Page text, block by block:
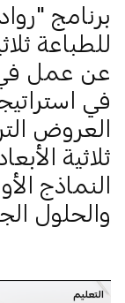
برنامج
للطباعة
عن عمل في
في
العروض
ثلاثية
النماذج
والحلول
التعليم